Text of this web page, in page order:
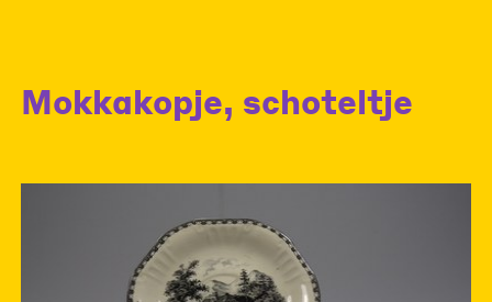
Mokkakopje, schoteltje